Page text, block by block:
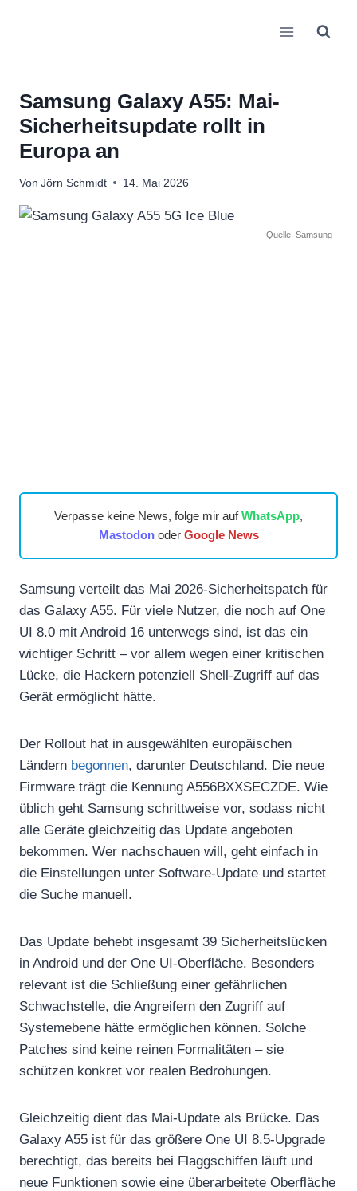
Samsung Galaxy A55: Mai-
Sicherheitsupdate rollt in
Europa an
Von Jörn Schmidt 14. Mai 2026
Quelle: Samsung
Verpasse keine News, folge mir aufWhatsApp,
Mastodonoder Google News
Samsung verteilt das Mai 2026-Sicherheitspatch für
das Galaxy A55. Für viele Nutzer, die noch auf One
UI 8.0 mit Android 16 unterwegs sind, ist das ein
wichtiger Schritt – vor allem wegen einer kritischen
Lücke, die Hackern potenziell Shell-Zugriff auf das
Gerät ermöglicht hätte.
Der Rollout hat in ausgewählten europäischen
Ländern begonnen, darunter Deutschland. Die neue
Firmware trägt die Kennung A556BXXSECZDE. Wie
üblich geht Samsung schrittweise vor, sodass nicht
alle Geräte gleichzeitig das Update angeboten
bekommen. Wer nachschauen will, geht einfach in
die Einstellungen unter Software-Update und startet
die Suche manuell.
Das Update behebt insgesamt 39 Sicherheitslücken
in Android und der One UI-Oberfläche. Besonders
relevant ist die Schließung einer gefährlichen
Schwachstelle, die Angreifern den Zugriff auf
Systemebene hätte ermöglichen können. Solche
Patches sind keine reinen Formalitäten – sie
schützen konkret vor realen Bedrohungen.
Gleichzeitig dient das Mai-Update als Brücke. Das
Galaxy A55 ist für das größere One UI 8.5-Upgrade
berechtigt, das bereits bei Flaggschiffen läuft und
neue Funktionen sowie eine überarbeitete Oberfläche